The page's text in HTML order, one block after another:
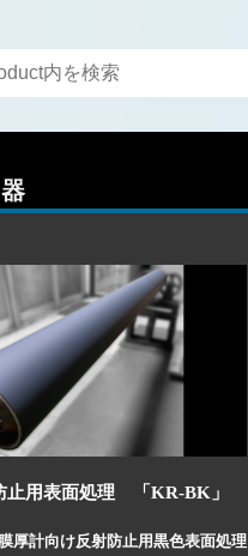
止用表面処理 「KR-BK」
厚計向け反射防止用黒色表面処理